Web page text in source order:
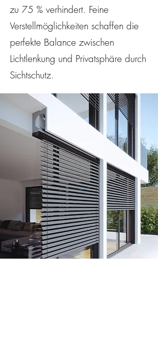
zu 75 % verhindert. Feine
Verstellmöglichkeiten schaffen die
perfekte Balance zwischen
Lichtlenkung und Privatsphäre durch
Sichtschutz.